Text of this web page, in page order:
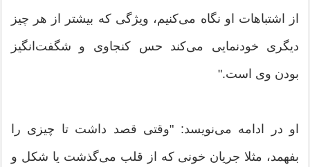
از اشتباهات او نگاه می‌کنیم، ویژگی که بیشتر از هر چیز
دیگری خودنمایی می‌کند حس کنجاوی و شگفت‌انگیز
بودن وی است."
او در ادامه می‌نویسد: "وقتی قصد داشت تا چیزی را
بفهمد، مثلا جریان خونی که از قلب می‌گذشت یا شکل و